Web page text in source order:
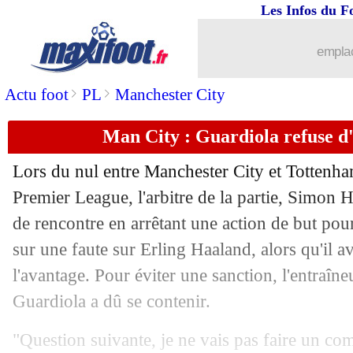
Actu foot> PL > Manchester City
Les Infos du
Man City : Guardiola refuse
Lors du nul entre Manchester City et
Premier League, l'arbitre de la partie, Simon
de rencontre en arrêtant une action de but
sur une faute sur Erling Haaland, alors qu'il
l'avantage. Pour éviter une sanction,
Guardiola a dû se contenir.
"Question suivante, je ne vais pas faire un
Inter: Inzaghi très satisfait après
04/12 Lyon: son intérim, Sage n'a aucun
: Newcastle sérieux pour
04/12 Lyon: l'OM, Sage refuse de se
04/12 Atletico: Simeone beau joueur avec
LFP : les violences, Labrune offensif !
04/12 Real: fin d'année 2023 pour Carvajal
Newcastle : Pope vers une longue